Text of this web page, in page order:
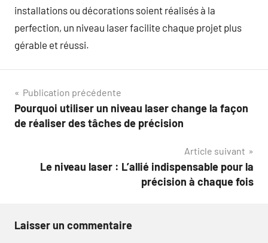
installations ou décorations soient réalisés à la
perfection, un niveau laser facilite chaque projet plus
gérable et réussi.
Navigation
de
Publication précédente
Pourquoi utiliser un niveau laser change la façon
de réaliser des tâches de précision
Article suivant
Le niveau laser : L’allié indispensable pour la
précision à chaque fois
Laisser un commentaire